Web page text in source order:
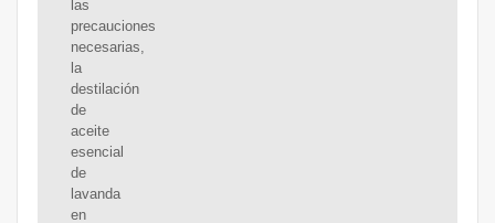
las
precauciones
necesarias,
la
destilación
de
aceite
esencial
de
lavanda
en